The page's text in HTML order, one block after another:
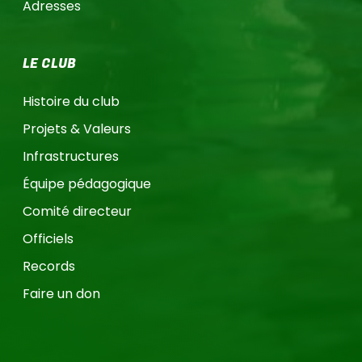
Adresses
LE CLUB
Histoire du club
Projets & Valeurs
Infrastructures
Équipe pédagogique
Comité directeur
Officiels
Records
Faire un don